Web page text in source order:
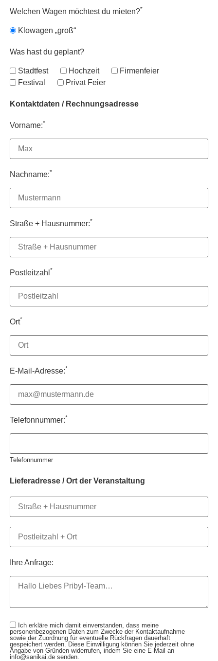
Welchen Wagen möchtest du mieten?*
Klowagen „groß“
Was hast du geplant?
Stadtfest Hochzeit
Firmenfeier
Festival
Privat Feier
Kontaktdaten / Rechnungsadresse
Vorname:*
Nachname:*
Straße + Hausnummer:*
Postleitzahl *
Ort*
E-Mail-Adresse:*
Telefonnummer:*
Telefonnummer
Lieferadresse / Ort der Veranstaltung
Ihre Anfrage:
Ich erkläre mich damit einverstanden, dass meine
personenbezogenen Daten zum Zwecke der Kontaktaufnahme
sowie der Zuordnung für eventuelle Rückfragen dauerhaft
gespeichert werden. Diese Einwilligung können Sie jederzeit ohne
Angabe von Gründen widerrufen, indem Sie eine E-Mail an
info@sanikai.de senden.